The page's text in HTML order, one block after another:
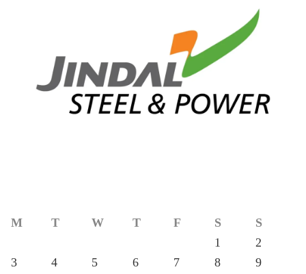
M T W T F S
S
1
2
3
4 5 6 7 8
9